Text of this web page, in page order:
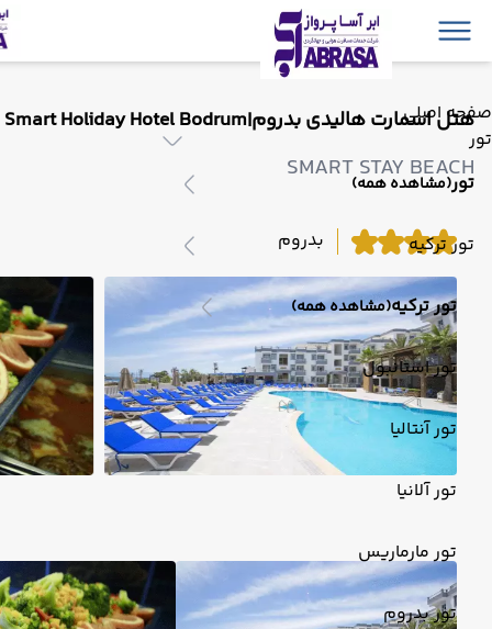
صفحه اصلی
تور
تور(مشاهده همه)
تور ترکیه
تور ترکیه(مشاهده همه)
تور استانبول
تور آنتالیا
تور آلانیا
تور مارماریس
تور بدروم
هتل اسمارت هالیدی بدروم|Smart Holiday Hotel Bodrum
SMART STAY BEACH
بدروم